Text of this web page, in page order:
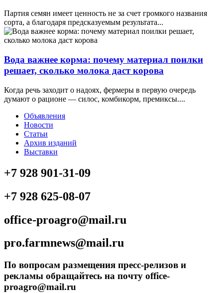
Партия семян имеет ценность не за счет громкого названия
сорта, а благодаря предсказуемым результата...
Вода важнее корма: почему материал поилки
решает, сколько молока даст корова
Когда речь заходит о надоях, фермеры в первую очередь
думают о рационе — силос, комбикорм, премиксы....
Объявления
Новости
Статьи
Архив изданий
Выставки
+7 928 901-31-09
+7 928 625-08-07
office-proagro@mail.ru
pro.farmnews@mail.ru
По вопросам размещения пресс-релизов и
рекламы обращайтесь на почту office-
proagro@mail.ru